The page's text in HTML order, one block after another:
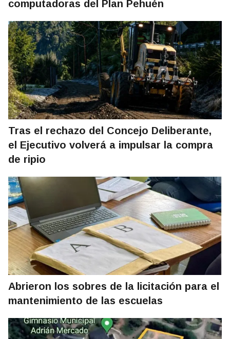
computadoras del Plan Pehuén
Tras el rechazo del Concejo Deliberante,
el Ejecutivo volverá a impulsar la compra
de ripio
Abrieron los sobres de la licitación para el
mantenimiento de las escuelas